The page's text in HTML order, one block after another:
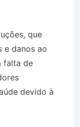
que
e danos ao
falta de
devido à